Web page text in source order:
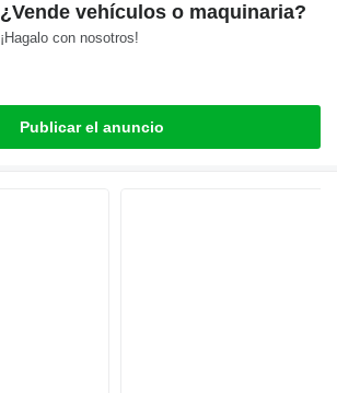
¿Vende vehículos o maquinaria?
¡Hagalo con nosotros!
Publicar el anuncio